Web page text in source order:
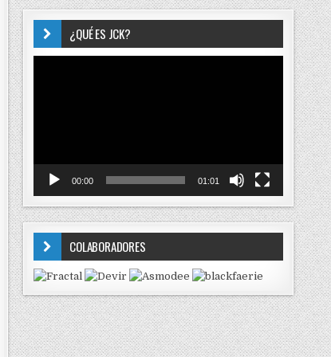
¿QUÉ ES JCK?
00:00 01:01
COLABORADORES